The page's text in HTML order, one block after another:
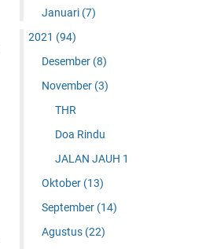
Januari (7)
2021 (94)
Desember (8)
November (3)
THR
Doa Rindu
JALAN JAUH 1
Oktober (13)
September (14)
Agustus (22)